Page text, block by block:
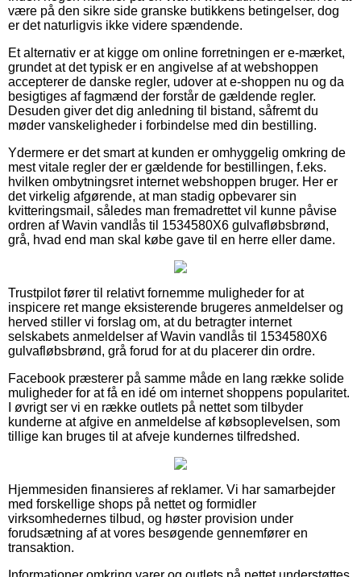
være på den sikre side granske butikkens betingelser, dog
er det naturligvis ikke videre spændende.
Et alternativ er at kigge om online forretningen er e-mærket,
grundet at det typisk er en angivelse af at webshoppen
accepterer de danske regler, udover at e-shoppen nu og da
besigtiges af fagmænd der forstår de gældende regler.
Desuden giver det dig anledning til bistand, såfremt du
møder vanskeligheder i forbindelse med din bestilling.
Ydermere er det smart at kunden er omhyggelig omkring de
mest vitale regler der er gældende for bestillingen, f.eks.
hvilken ombytningsret internet webshoppen bruger. Her er
det virkelig afgørende, at man stadig opbevarer sin
kvitteringsmail, således man fremadrettet vil kunne påvise
ordren af Wavin vandlås til 1534580X6 gulvafløbsbrønd,
grå, hvad end man skal købe gave til en herre eller dame.
Trustpilot fører til relativt fornemme muligheder for at
inspicere ret mange eksisterende brugeres anmeldelser og
herved stiller vi forslag om, at du betragter internet
selskabets anmeldelser af Wavin vandlås til 1534580X6
gulvafløbsbrønd, grå forud for at du placerer din ordre.
Facebook præsterer på samme måde en lang række solide
muligheder for at få en idé om internet shoppens popularitet.
I øvrigt ser vi en række outlets på nettet som tilbyder
kunderne at afgive en anmeldelse af købsoplevelsen, som
tillige kan bruges til at afveje kundernes tilfredshed.
Hjemmesiden finansieres af reklamer. Vi har samarbejder
med forskellige shops på nettet og formidler
virksomhedernes tilbud, og høster provision under
forudsætning af at vores besøgende gennemfører en
transaktion.